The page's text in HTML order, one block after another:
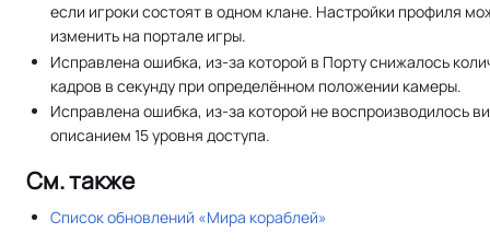
если игроки состоят в одном клане. Настройки профиля
изменить на портале игры.
Исправлена ошибка, из-за которой в Порту снижалось
кадров в секунду при определённом положении камеры.
Исправлена ошибка, из-за которой не воспроизводилось
описанием 15 уровня доступа.
См. также
Список обновлений «Мира кораблей»